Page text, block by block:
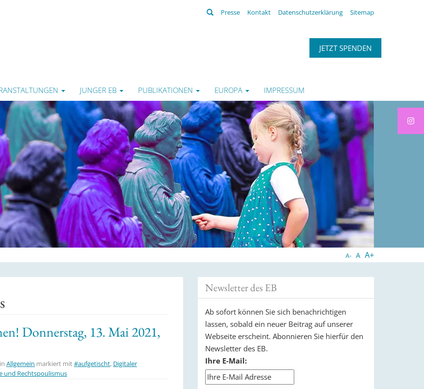
Suchen
Presse Kontakt Datenschutzerklärung Sitemap
JETZT SPENDEN
JUNGER EB PUBLIKATIONEN EUROPA IMPRESSUM
A- A A+
Donnerstag, 13. Mai 2021,
in Allgemein markiert mit#aufgetischt, Digitaler
und Rechtspoulismus
Newsletter des EB
Ab sofort können Sie sich benachrichtigen
lassen, sobald ein neuer Beitrag auf unserer
Webseite erscheint. Abonnieren Sie hierfür den
Newsletter des EB.
Ihre E-Mail: